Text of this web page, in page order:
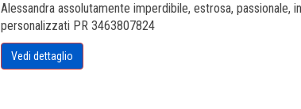
Alessandra assolutamente imperdibile, estrosa, passionale,
personalizzati PR 3463807824
Vedi dettaglio